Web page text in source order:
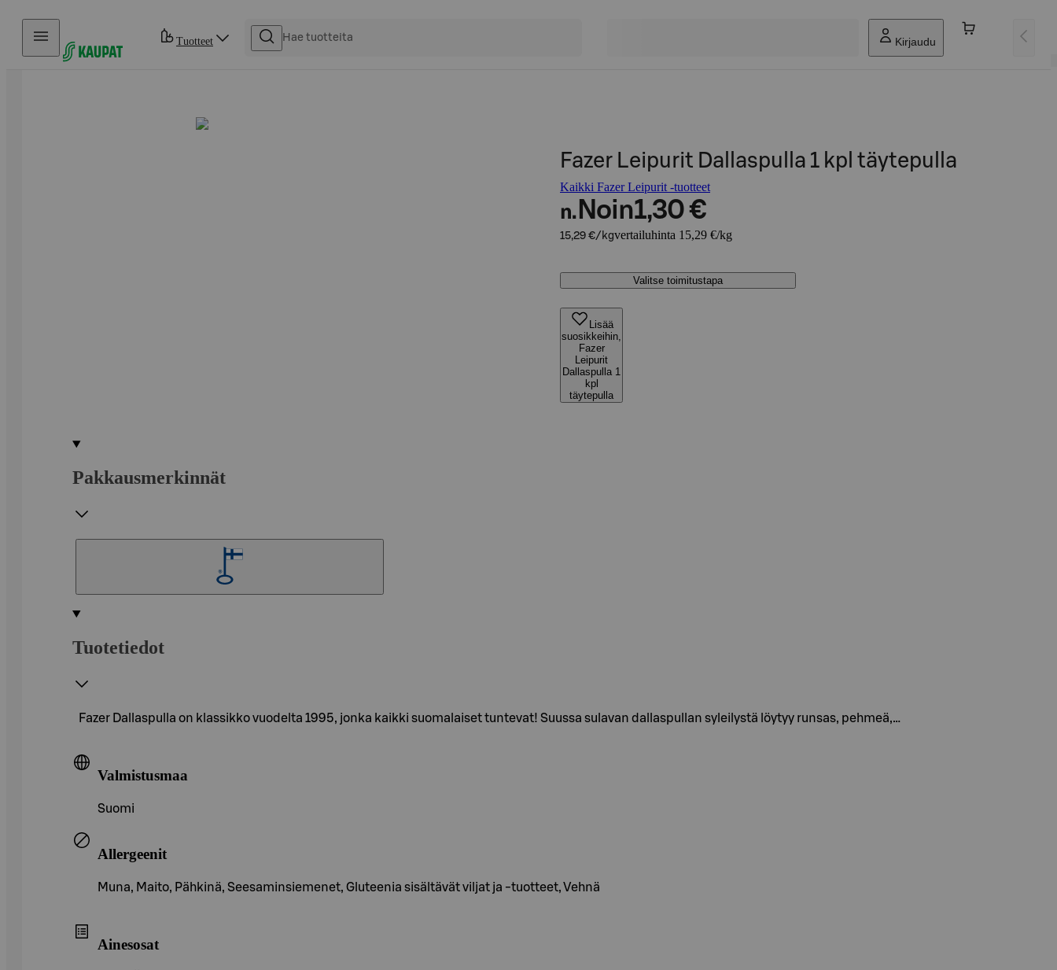
Hyppää sisältöön
Tuotteet Kirjaudu
Fazer Leipurit Dallaspulla 1 kpl täytepulla
Kaikki Fazer Leipurit -tuotteet
n. Noin1,30 €
15,29 €/kgvertailuhinta 15,29 €/kg
Valitse toimitustapa
Lisää
suosikkeihin,
Fazer
Leipurit
Dallaspulla 1
kpl
täytepulla
Pakkausmerkinnät
Tuotetiedot
Fazer Dallaspulla on klassikko vuodelta 1995, jonka kaikki suomalaiset tuntevat! Suussa sulavan dallaspullan syleilystä löytyy runsas, pehmeä,…
Valmistusmaa
Suomi
Allergeenit
Muna, Maito, Pähkinä, Seesaminsiemenet, Gluteenia sisältävät viljat ja -tuotteet, Vehnä
Ainesosat